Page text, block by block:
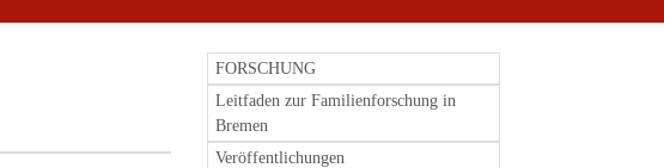
FORSCHUNG
Leitfaden zur Familienforschung in
Bremen
Veröffentlichungen